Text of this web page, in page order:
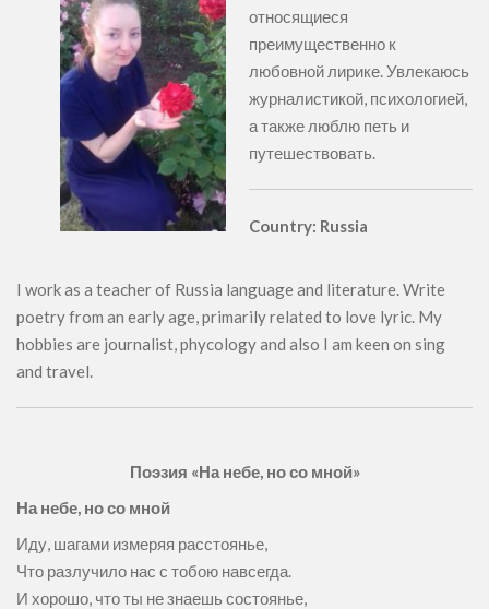
относящиеся
преимущественно к
любовной лирике. Увлекаюсь
журналистикой, психологией,
а также люблю петь и
путешествовать.
Country: Russia
I work as a teacher of Russia language and literature. Write
poetry from an early age, primarily related to love lyric. My
hobbies are journalist, phycology and also I am keen on sing
and travel.
Поэзия «На небе, но со мной»
На небе, но со мной
Иду, шагами измеряя расстоянье,
Что разлучило нас с тобою навсегда.
И хорошо, что ты не знаешь состоянье,